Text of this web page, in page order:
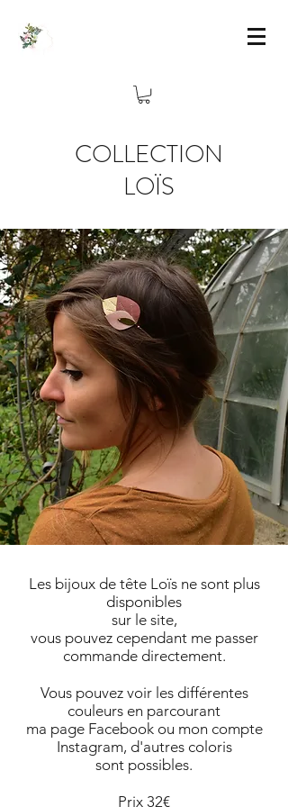
COLLECTION
LOÏS
Les bijoux de tête Loïs ne sont plus
disponibles
sur le site,
vous pouvez cependant me passer
commande directement.
Vous pouvez voir les différentes
couleurs en parcourant
ma page Facebook ou mon compte
Instagram, d'autres coloris
sont possibles.
Prix 32€